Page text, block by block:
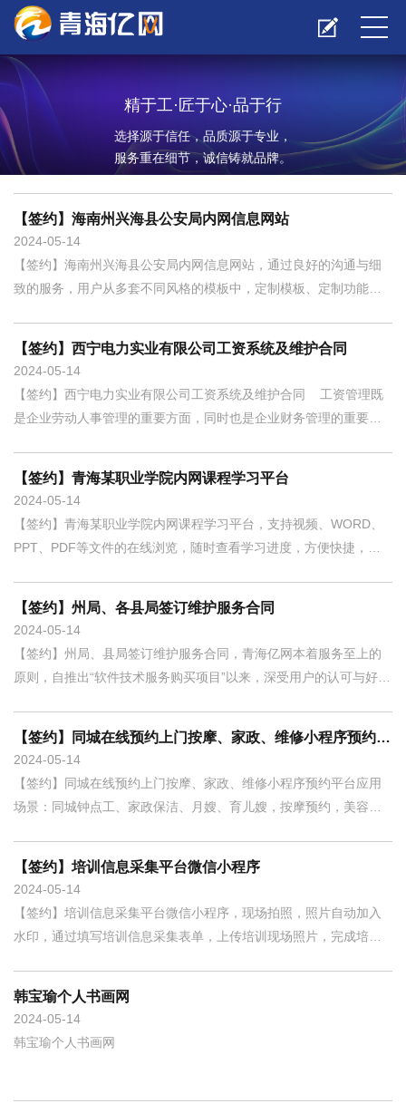
精于工·匠于心·品于行
选择源于信任，品质源于专业，
服务重在细节，诚信铸就品牌。
05-14
2024
【签约】海南州兴海县公安局内网信息网站
【签约】海南州兴海县公安局内网信息网站，通过良好的沟通与细
致的服务，用户从多套不同风格的模板中，定制模板、定制功能，
是“服务”而不是“物资或产品”，购买服务项目强调的是软性服务，而
资金，缺少的是稳定、细致、主动的
05-14
2024
【签约】西宁电力实业有限公司工资系统及维护合同
【签约】西宁电力实业有限公司工资系统及维护合同 工资管理既
是企业劳动人事管理的重要方面，同时也是企业财务管理的重要方
成企业每个职工的基本工资、津贴、考勤、保险、绩效、实际发放
统
05-14
2024
【签约】青海某职业学院内网课程学习平台
【签约】青海某职业学院内网课程学习平台，支持视频、WORD、
PPT、PDF等文件的在线浏览，随时查看学习进度，方便快捷，获
览，资料下载等。 4、PDF格式文件在线学习 5、WORD格式文件
05-14
2024
【签约】州局、各县局签订维护服务合同
【签约】州局、县局签订维护服务合同，青海亿网本着服务至上的
原则，自推出“软件技术服务购买项目”以来，深受用户的认可与好
购买服务项目强调的是软性服务，而不是单方面给钱给物的活动，
主动的技术服务与支持！青海亿
05-14
2024
【签约】同城在线预约上门按摩、家政、维修小程序预约平台
【签约】同城在线预约上门按摩、家政、维修小程序预约平台应用
场景：同城钟点工、家政保洁、月嫂、育儿嫂，按摩预约，美容美
互联网具来管理预约与维系客户，各种线下门店如雨后春笋般开始
司后期发展与人员配置计划。系统特点
05-14
2024
【签约】培训信息采集平台微信小程序
【签约】培训信息采集平台微信小程序，现场拍照，照片自动加入
水印，通过填写培训信息采集表单，上传培训现场照片，完成培训
并自动下载至本地电脑文件夹；采集平台大大降低了人工收集、填
需求定制（如地点自
05-14
2024
韩宝瑜个人书画网
韩宝瑜个人书画网